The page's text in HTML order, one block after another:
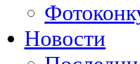
Новости